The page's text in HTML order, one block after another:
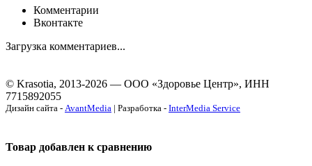
Комментарии
Вконтакте
Загрузка комментариев...
© Krasotia, 2013-2026 — ООО «Здоровье Центр», ИНН
7715892055
Дизайн сайта - AvantMedia | Разработка - InterMedia Service
Товар добавлен к сравнению